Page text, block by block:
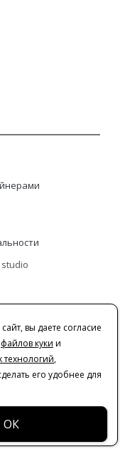
studio
вы даете согласие
файлов куки и
,
его удобнее для